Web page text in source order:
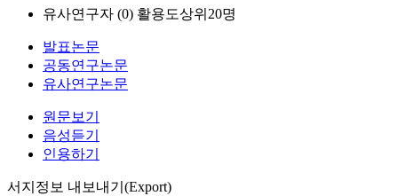
유사연구자 (0) 활용도상위20명
발표논문
공동연구논문
유사연구논문
원문보기
음성듣기
인용하기
서지정보 내보내기(Export)